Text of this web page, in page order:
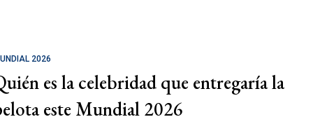
2026
es la celebridad que entregaría la
este Mundial 2026